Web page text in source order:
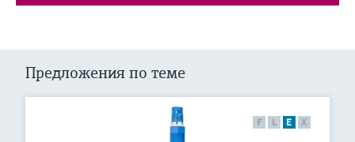
Предложения по теме
F L E X